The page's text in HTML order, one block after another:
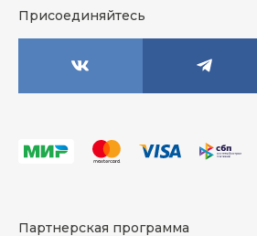
Присоединяйтесь
Партнерская программа